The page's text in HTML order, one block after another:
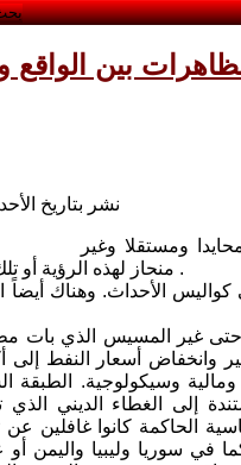
بين
نشر بتاريخ الأحد, 23 آب/أغسطس 2015
ومستقلا وغير
منحاز لهذه الرؤية أو تلك ومن هنا أتناول الحدث بهذه المقاربة .
الأحداث. وهناك أيضاً
حتى غير المسيس الذي بات
وانخفاض أسعار النفط إلى
وسيكولوجية. الطبقة
إلى الغطاء الديني
الحاكمة كانوا غافلين
كما في سوريا وليبيا